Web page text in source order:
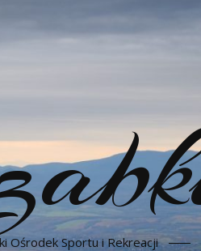
Ośrodek Sportu i Rekreacji